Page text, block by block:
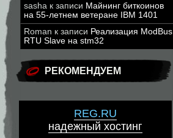
sasha к записи Майнинг биткоинов
на 55-летнем ветеране IBM 1401
Roman к записи Реализация ModBus
RTU Slave на stm32
РЕКОМЕНДУЕМ
REG.RU
надежный хостинг